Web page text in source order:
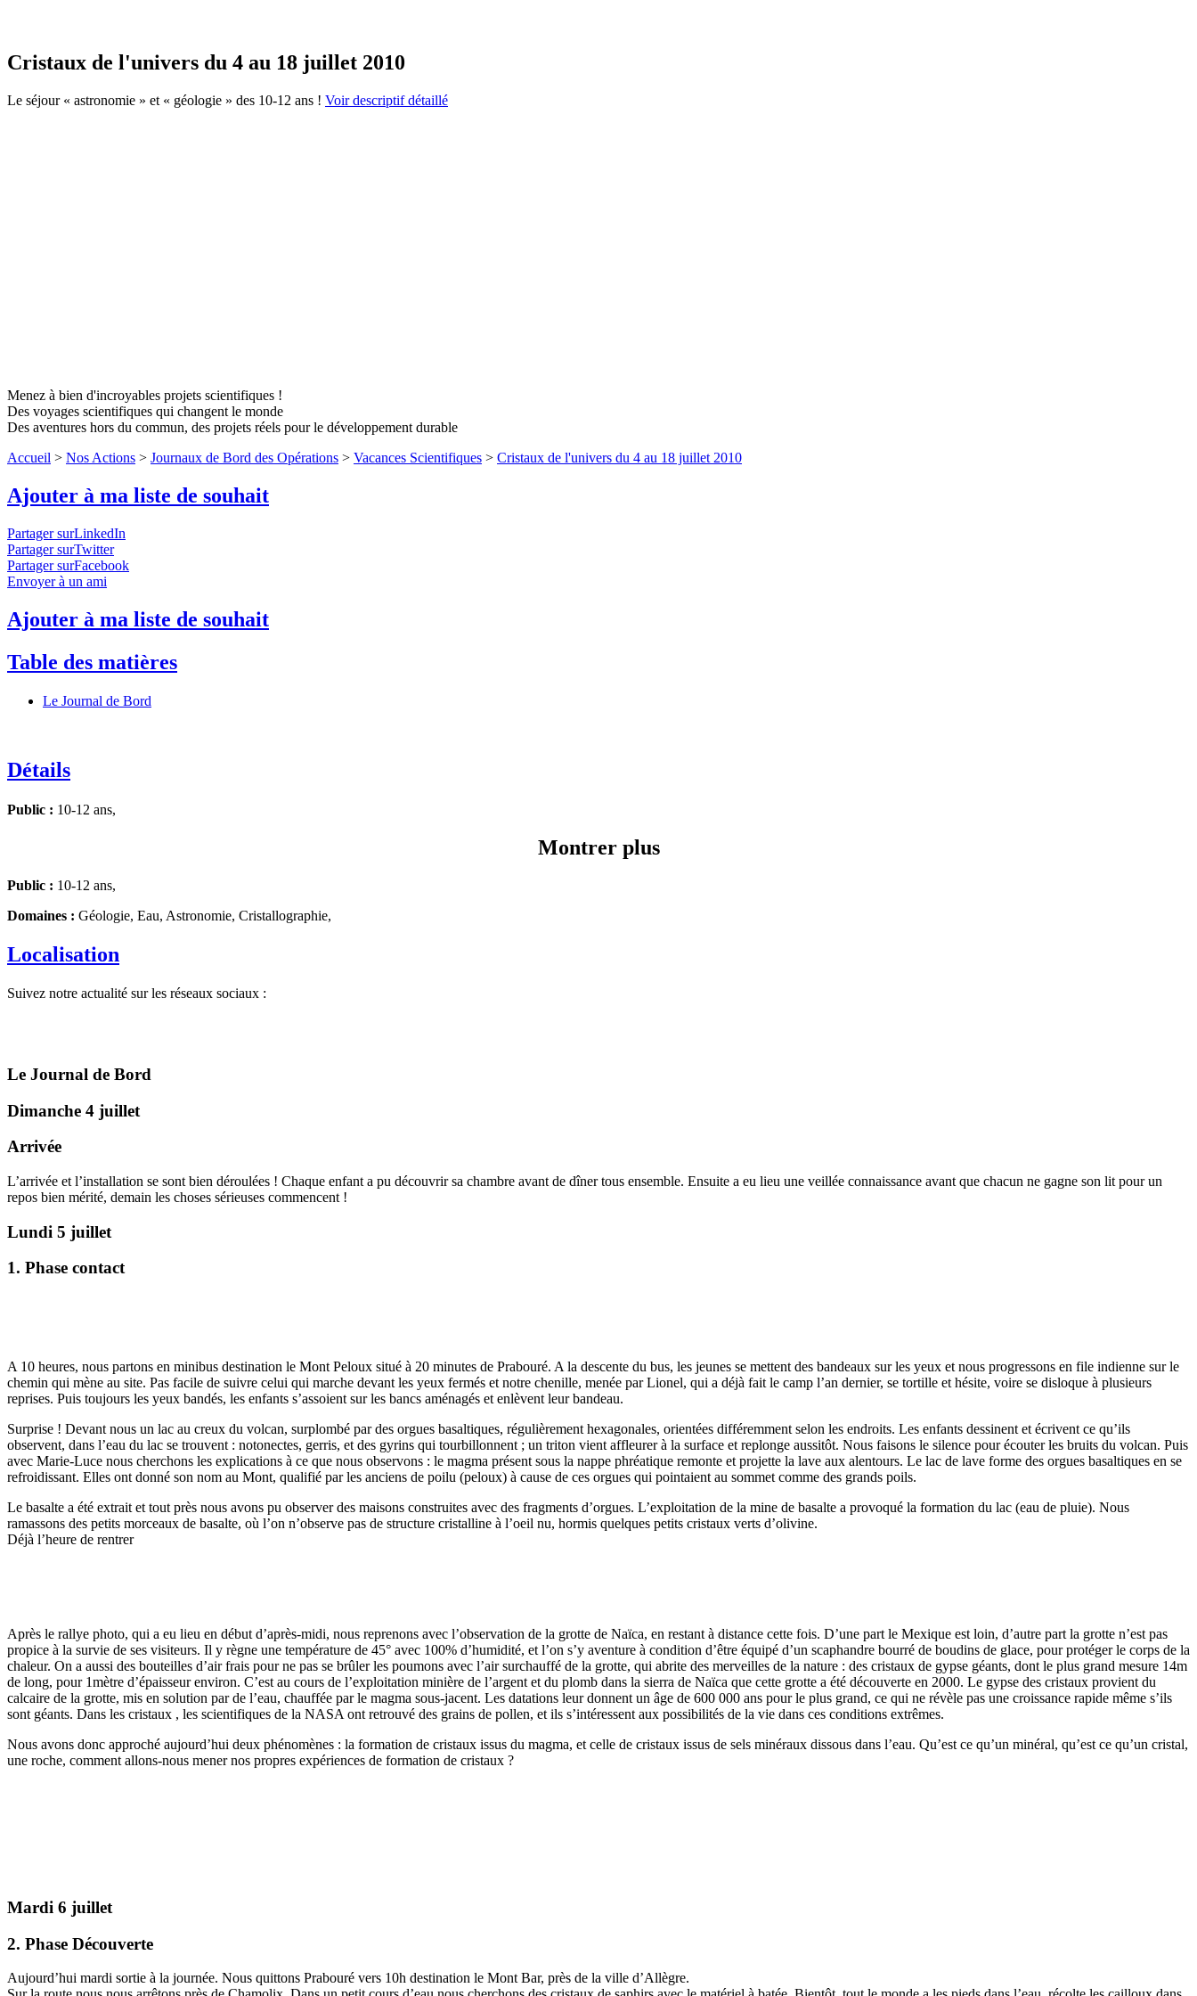
Cristaux de l'univers du 4 au 18 juillet 2010
Le séjour « astronomie » et « géologie » des 10-12 ans ! Voir descriptif détaillé
Menez à bien d'incroyables projets scientifiques !
Des voyages scientifiques qui changent le monde
Des aventures hors du commun, des projets réels pour le développement durable
Accueil > Nos Actions > Journaux de Bord des Opérations > Vacances Scientifiques > Cristaux de l'univers du 4 au 18 juillet 2010
Ajouter à ma liste de souhait
Partager surLinkedIn
Partager surTwitter
Partager surFacebook
Envoyer à un ami
Ajouter à ma liste de souhait
Table des matières
Le Journal de Bord
Détails
Public : 10-12 ans,
Montrer plus
Public : 10-12 ans,
Domaines : Géologie, Eau, Astronomie, Cristallographie,
Localisation
Suivez notre actualité sur les réseaux sociaux :
Le Journal de Bord
Dimanche 4 juillet
Arrivée
L’arrivée et l’installation se sont bien déroulées ! Chaque enfant a pu découvrir sa chambre avant de dîner tous ensemble. Ensuite a eu lieu une veillée connaissance avant que chacun ne gagne son lit pour un
repos bien mérité, demain les choses sérieuses commencent !
Lundi 5 juillet
1. Phase contact
A 10 heures, nous partons en minibus destination le Mont Peloux situé à 20 minutes de Prabouré. A la descente du bus, les jeunes se mettent des bandeaux sur les yeux et nous progressons en file indienne sur le
chemin qui mène au site. Pas facile de suivre celui qui marche devant les yeux fermés et notre chenille, menée par Lionel, qui a déjà fait le camp l’an dernier, se tortille et hésite, voire se disloque à plusieurs
reprises. Puis toujours les yeux bandés, les enfants s’assoient sur les bancs aménagés et enlèvent leur bandeau.
Surprise ! Devant nous un lac au creux du volcan, surplombé par des orgues basaltiques, régulièrement hexagonales, orientées différemment selon les endroits. Les enfants dessinent et écrivent ce qu’ils
observent, dans l’eau du lac se trouvent : notonectes, gerris, et des gyrins qui tourbillonnent ; un triton vient affleurer à la surface et replonge aussitôt. Nous faisons le silence pour écouter les bruits du volcan. Puis
avec Marie-Luce nous cherchons les explications à ce que nous observons : le magma présent sous la nappe phréatique remonte et projette la lave aux alentours. Le lac de lave forme des orgues basaltiques en se
refroidissant. Elles ont donné son nom au Mont, qualifié par les anciens de poilu (peloux) à cause de ces orgues qui pointaient au sommet comme des grands poils.
Le basalte a été extrait et tout près nous avons pu observer des maisons construites avec des fragments d’orgues. L’exploitation de la mine de basalte a provoqué la formation du lac (eau de pluie). Nous
ramassons des petits morceaux de basalte, où l’on n’observe pas de structure cristalline à l’oeil nu, hormis quelques petits cristaux verts d’olivine.
Déjà l’heure de rentrer
Après le rallye photo, qui a eu lieu en début d’après-midi, nous reprenons avec l’observation de la grotte de Naïca, en restant à distance cette fois. D’une part le Mexique est loin, d’autre part la grotte n’est pas
propice à la survie de ses visiteurs. Il y règne une température de 45° avec 100% d’humidité, et l’on s’y aventure à condition d’être équipé d’un scaphandre bourré de boudins de glace, pour protéger le corps de la
chaleur. On a aussi des bouteilles d’air frais pour ne pas se brûler les poumons avec l’air surchauffé de la grotte, qui abrite des merveilles de la nature : des cristaux de gypse géants, dont le plus grand mesure 14m
de long, pour 1mètre d’épaisseur environ. C’est au cours de l’exploitation minière de l’argent et du plomb dans la sierra de Naïca que cette grotte a été découverte en 2000. Le gypse des cristaux provient du
calcaire de la grotte, mis en solution par de l’eau, chauffée par le magma sous-jacent. Les datations leur donnent un âge de 600 000 ans pour le plus grand, ce qui ne révèle pas une croissance rapide même s’ils
sont géants. Dans les cristaux , les scientifiques de la NASA ont retrouvé des grains de pollen, et ils s’intéressent aux possibilités de la vie dans ces conditions extrêmes.
Nous avons donc approché aujourd’hui deux phénomènes : la formation de cristaux issus du magma, et celle de cristaux issus de sels minéraux dissous dans l’eau. Qu’est ce qu’un minéral, qu’est ce qu’un cristal,
une roche, comment allons-nous mener nos propres expériences de formation de cristaux ?
Mardi 6 juillet
2. Phase Découverte
Aujourd’hui mardi sortie à la journée. Nous quittons Prabouré vers 10h destination le Mont Bar, près de la ville d’Allègre.